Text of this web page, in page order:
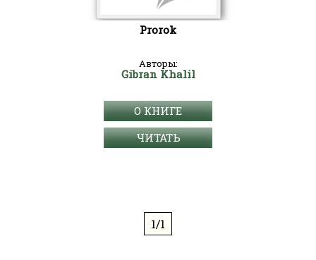
Prorok
Авторы:
Gibran Khalil
О КНИГЕ
ЧИТАТЬ
1/1